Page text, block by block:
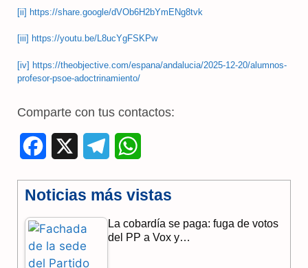
[ii] https://share.google/dVOb6H2bYmENg8tvk
[iii] https://youtu.be/L8ucYgFSKPw
[iv] https://theobjective.com/espana/andalucia/2025-12-20/alumnos-
profesor-psoe-adoctrinamiento/
Comparte con tus contactos:
c
e
b
l
e
a
t
Noticias más vistas
La cobardía se paga: fuga de votos
del PP a Vox y…